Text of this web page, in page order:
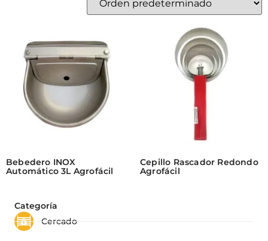
Categoría
Cercado
Bebedero INOX
Automático 3L Agrofácil
Cepillo Rascador Redondo
Agrofácil